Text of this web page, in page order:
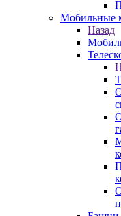
Мобильные
Назад